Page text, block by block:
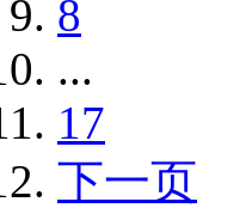
8
...
17
下一页